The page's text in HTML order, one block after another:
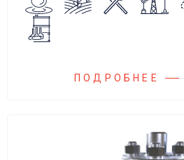
гидравлических системах.
ПОДРОБНЕЕ